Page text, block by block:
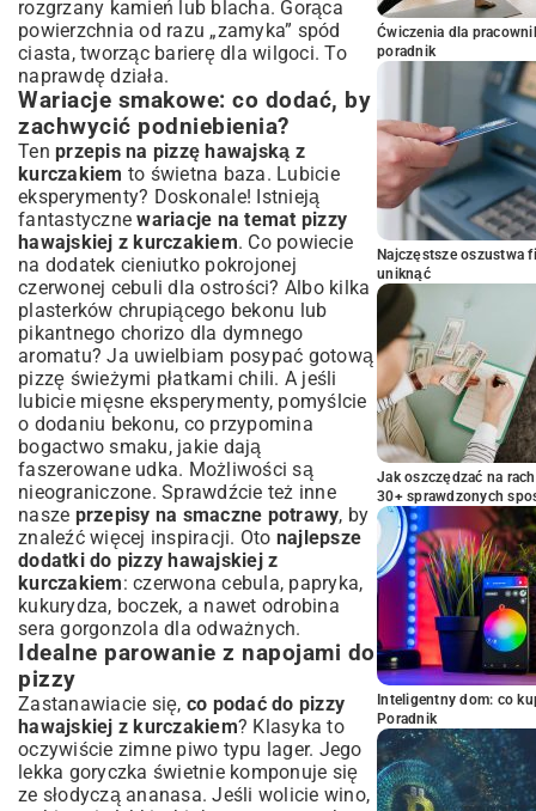
rozgrzany kamień lub blacha. Gorąca
powierzchnia od razu „zamyka” spód
ciasta, tworząc barierę dla wilgoci. To
naprawdę działa.
Wariacje smakowe: co dodać, by
zachwycić podniebienia?
Ten przepis na pizzę hawajską z
kurczakiem to świetna baza. Lubicie
eksperymenty? Doskonale! Istnieją
fantastycznewariacje na temat pizzy
hawajskiej z kurczakiem. Co powiecie
na dodatek cieniutko pokrojonej
czerwonej cebuli dla ostrości? Albo kilka
plasterków chrupiącego bekonu lub
pikantnego chorizo dla dymnego
aromatu? Ja uwielbiam posypać gotową
pizzę świeżymi płatkami chili. A jeśli
lubicie mięsne eksperymenty, pomyślcie
o dodaniu bekonu, co przypomina
bogactwo smaku, jakie dają
faszerowane udka. Możliwości są
nieograniczone. Sprawdźcie też inne
nasze przepisy na smaczne potrawy, by
znaleźć więcej inspiracji. Oto najlepsze
dodatki do pizzy hawajskiej z
kurczakiem: czerwona cebula, papryka,
kukurydza, boczek, a nawet odrobina
sera gorgonzola dla odważnych.
Idealne parowanie z napojami do
pizzy
Zastanawiacie się, co podać do pizzy
hawajskiej z kurczakiem? Klasyka to
oczywiście zimne piwo typu lager. Jego
lekka goryczka świetnie komponuje się
ze słodyczą ananasa. Jeśli wolicie wino,
Ćwiczenia dla
poradnik
Najczęstsze oszustwa
uniknąć
Jak oszczędzać na
30+ sprawdzonych
Inteligentny dom: co
Poradnik